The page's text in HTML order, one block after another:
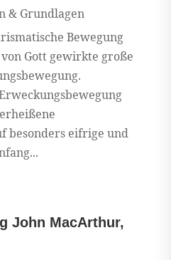
& Grundlagen
Bewegung
Gott gewirkte große
besonders eifrige und
John MacArthur,